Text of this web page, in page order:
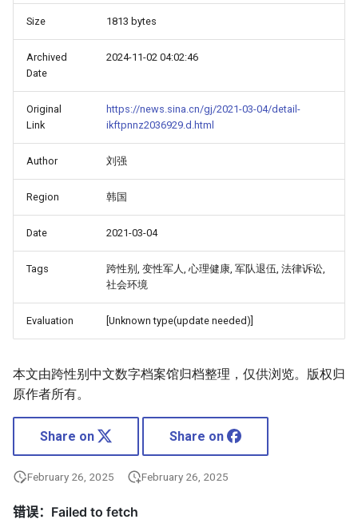
Size 1813 bytes
Archived
Date
2024-11-02 04:02:46
Original
Link
https://news.sina.cn/gj/2021-03-04/detail-
ikftpnnz2036929.d.html
Author 刘强
Region 韩国
Date 2021-03-04
Tags
跨性别, 变性军人, 心理健康, 军队退伍, 法律诉讼,
社会环境
Evaluation [Unknown type(update needed)]
本文由跨性别中文数字档案馆归档整理，仅供浏览。版权归
原作者所有。
Share on Share on
February 26, 2025 February 26, 2025